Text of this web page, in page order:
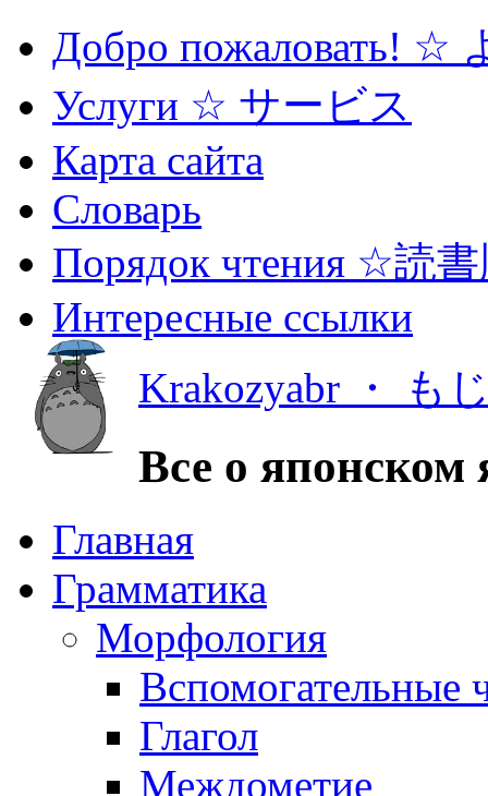
Добро пожаловать! ☆
Услуги ☆ サービス
Карта сайта
Словарь
Порядок чтения ☆読
Интересные ссылки
Krakozyabr ・ も
Все о японском
Главная
Грамматика
Морфология
Вспомогательные
Глагол
Междометие